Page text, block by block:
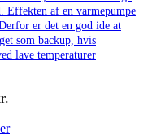
Effekten af en varmepumpe
er det en god ide at
som backup, hvis
lave temperaturer
til